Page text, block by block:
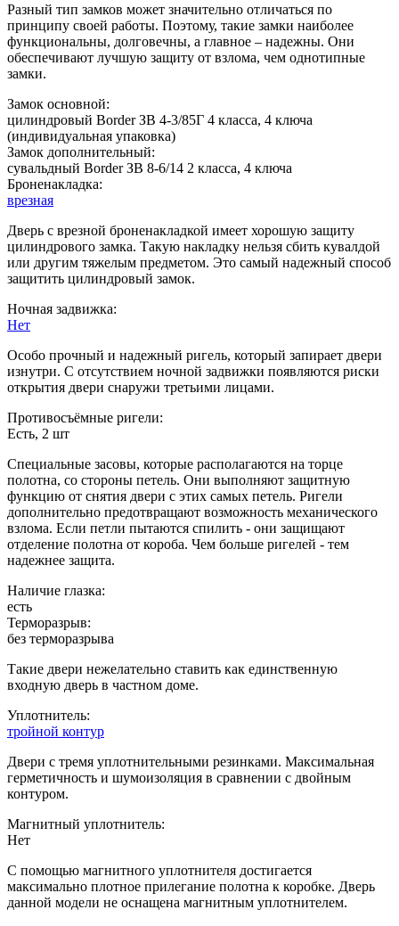
Разный тип замков может значительно отличаться по
принципу своей работы. Поэтому, такие замки наиболее
функциональны, долговечны, а главное – надежны. Они
обеспечивают лучшую защиту от взлома, чем однотипные
замки.
Замок основной:
цилиндровый Border ЗВ 4-3/85Г 4 класса, 4 ключа
(индивидуальная упаковка)
Замок дополнительный:
сувальдный Border ЗВ 8-6/14 2 класса, 4 ключа
Броненакладка:
врезная
Дверь с врезной броненакладкой имеет хорошую защиту
цилиндрового замка. Такую накладку нельзя сбить кувалдой
или другим тяжелым предметом. Это самый надежный способ
защитить цилиндровый замок.
Ночная задвижка:
Нет
Особо прочный и надежный ригель, который запирает двери
изнутри. С отсутствием ночной задвижки появляются риски
открытия двери снаружи третьими лицами.
Противосъёмные ригели:
Есть, 2 шт
Специальные засовы, которые располагаются на торце
полотна, со стороны петель. Они выполняют защитную
функцию от снятия двери с этих самых петель. Ригели
дополнительно предотвращают возможность механического
взлома. Если петли пытаются спилить - они защищают
отделение полотна от короба. Чем больше ригелей - тем
надежнее защита.
Наличие глазка:
есть
Терморазрыв:
без терморазрыва
Такие двери нежелательно ставить как единственную
входную дверь в частном доме.
Уплотнитель:
тройной контур
Двери с тремя уплотнительными резинками. Максимальная
герметичность и шумоизоляция в сравнении с двойным
контуром.
Магнитный уплотнитель:
Нет
С помощью магнитного уплотнителя достигается
максимально плотное прилегание полотна к коробке. Дверь
данной модели не оснащена магнитным уплотнителем.